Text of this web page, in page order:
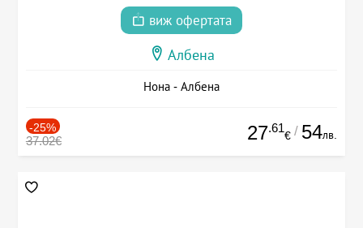
виж офертата
Албена
Нона - Албена
-25%
37.02€ 27.61
€ / 54лв.